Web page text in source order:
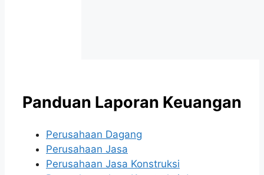
Panduan Laporan Keuangan
Perusahaan Dagang
Perusahaan Jasa
Perusahaan Jasa Konstruksi